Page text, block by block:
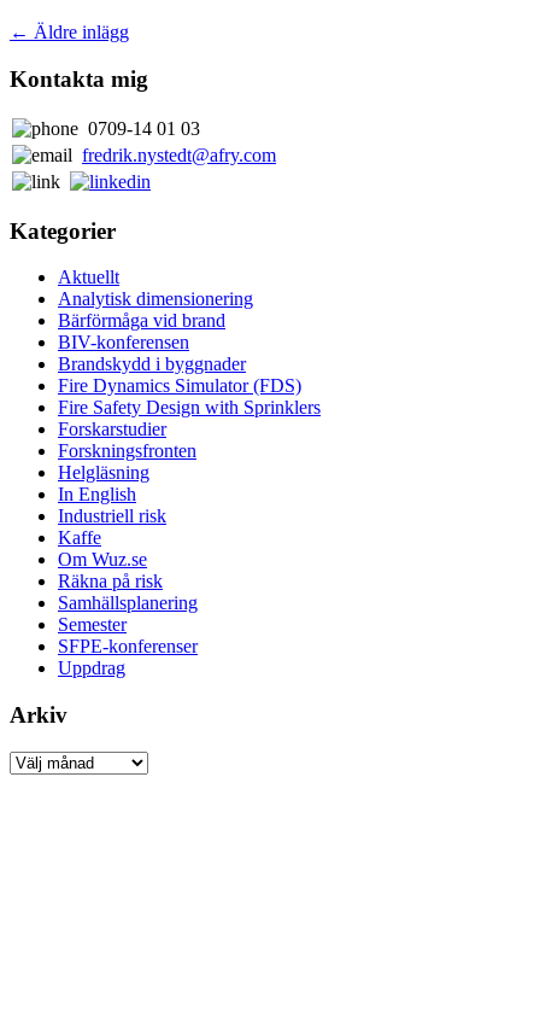
← Äldre inlägg
Kontakta mig
0709-14 01 03
fredrik.nystedt@afry.com
Kategorier
Aktuellt
Analytisk dimensionering
Bärförmåga vid brand
BIV-konferensen
Brandskydd i byggnader
Fire Dynamics Simulator (FDS)
Fire Safety Design with Sprinklers
Forskarstudier
Forskningsfronten
Helgläsning
In English
Industriell risk
Kaffe
Om Wuz.se
Räkna på risk
Samhällsplanering
Semester
SFPE-konferenser
Uppdrag
Arkiv
Arkiv